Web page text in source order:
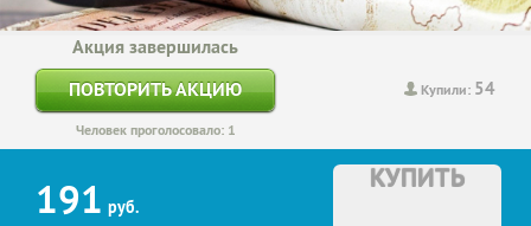
Купили: 54
Акция завершилась
ПОВТОРИТЬ АКЦИЮ
Человек проголосовало: 1
191 руб.
КУПИТЬ